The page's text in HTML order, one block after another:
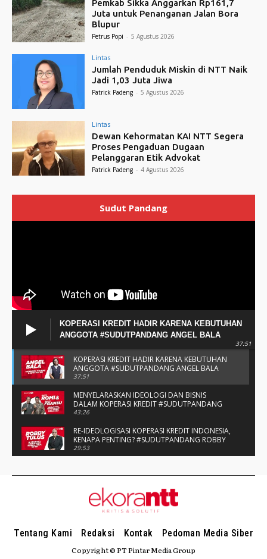
Tentang Kami Redaksi Kontak Pedoman Media Siber
Copyright © PT Pintar Media Group